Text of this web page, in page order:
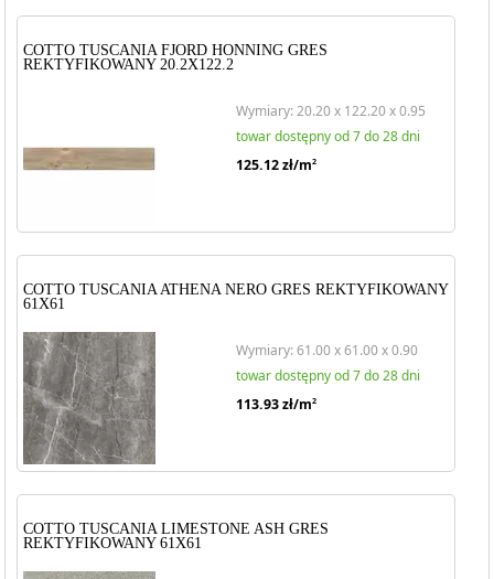
COTTO TUSCANIA FJORD HONNING GRES
REKTYFIKOWANY 20.2X122.2
Wymiary: 20.20 x 122.20 x 0.95
towar dostępny od 7 do 28 dni
125.12zł/m2
COTTO TUSCANIA ATHENA NERO GRES REKTYFIKOWANY
61X61
Wymiary: 61.00 x 61.00 x 0.90
towar dostępny od 7 do 28 dni
113.93zł/m2
COTTO TUSCANIA LIMESTONE ASH GRES
REKTYFIKOWANY 61X61